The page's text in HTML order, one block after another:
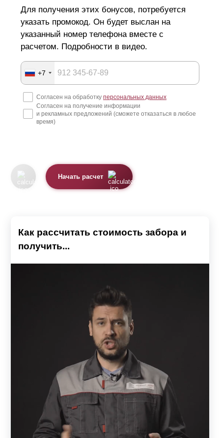
Для получения этих бонусов, потребуется
указать промокод. Он будет выслан на
указанный номер телефона вместе с
расчетом. Подробности в видео.
+7
Согласен на обработку персональных данных
Согласен на получение информации
и рекламных предложений (сможете отказаться в любое
время)
Начать расчет
Как рассчитать стоимость забора и
получить...